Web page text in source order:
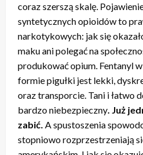
coraz szerszą skalę.
syntetycznych opioidów to
narkotykowych: jak się
maku ani polegać na
produkować opium. Fentanyl
formie pigułki jest lekki,
oraz transporcie. Tani i łatwo
bardzo niebezpieczny. Już
zabić. A spustoszenia
stopniowo rozprzestrzeniają